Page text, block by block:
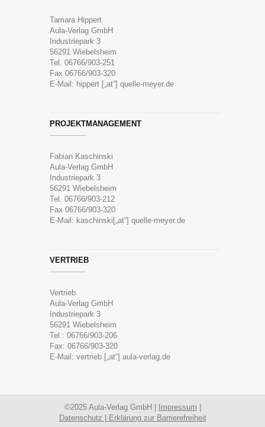
Tamara Hippert
Aula-Verlag GmbH
Industriepark 3
56291 Wiebelsheim
Tel. 06766/903-251
Fax 06766/903-320
E-Mail: hippert [„at“] quelle-meyer.de
PROJEKTMANAGEMENT
Fabian Kaschinski
Aula-Verlag GmbH
Industriepark 3
56291 Wiebelsheim
Tel. 06766/903-212
Fax 06766/903-320
E-Mail: kaschinski[„at“] quelle-meyer.de
VERTRIEB
Vertrieb
Aula-Verlag GmbH
Industriepark 3
56291 Wiebelsheim
Tel.: 06766/903-206
Fax: 06766/903-320
E-Mail: vertrieb [„at“] aula-verlag.de
©2025 Aula-Verlag GmbH | Impressum
Datenschutz |
Erklärung zur Barrierefreiheit